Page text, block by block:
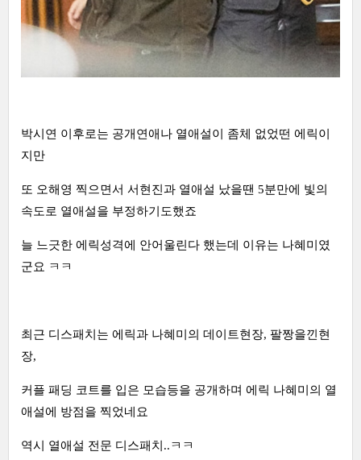
박시연 이후로는 공개연애나 열애설이 좀체 없었떤 에릭이
지만
또 오해영 찍으면서 서현진과 열애설 났을땐 5분만에 빛의
속도로 열애설을 부정하기도했죠
늘 느긋한 에릭성격에 안어울린다 했는데 이유는 나혜미였
군요 ㅋㅋ
최근 디스패치는 에릭과 나혜미의 데이트현장, 팔짱을낀현
장,
커플 패딩 코트를 입은 모습등을 공개하며 에릭 나혜미의 열
애설에 방점을 찍었네요
역시 열애설 전문 디스패치..ㅋㅋ